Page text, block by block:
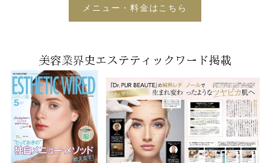
メニュー・料金はこちら